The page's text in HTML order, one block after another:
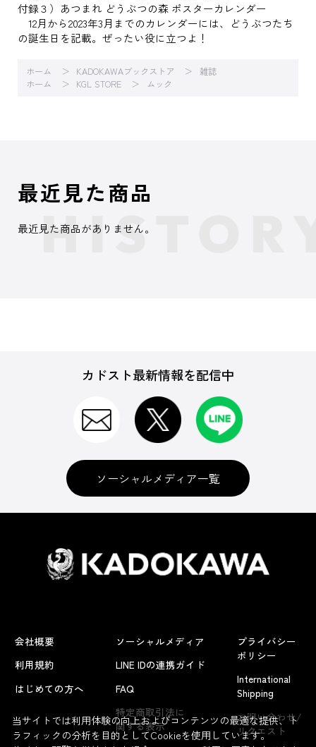
付録３）あつまれ どうぶつの森 ポスターカレンダー
12月から2023年3月までのカレンダーには、どうぶつたち
の誕生日を記載。ぜったい役に立つよ！
ホーム KADOKAWAブックストア
雑誌
ホーム
KGL STORE ムック
よくあるお問い合わせ
最近見た商品
最近見た商品がありません。
カドスト最新情報を配信中
ソーシャルメディア一覧
会社概要
利用規約
はじめての方へ
ソーシャルメディア
LINE IDの連携ガイド
FAQ
特定商取引法に
関する表示
プライバシー
ポリシー
International
Shipping
お問い合わせ/
リクエスト
当サイトでは利用体験の向上およびコンテンツの最適な提供、ト
ラフィックの分析を目的としてCookieを使用しています。